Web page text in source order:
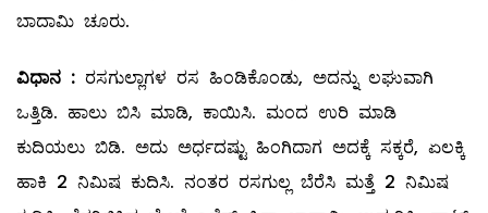
ಬಾದಾಮಿ ಚೂರು.
ವಿಧಾನ : ರಸಗುಲ್ಲಾಗಳ ರಸ ಹಿಂಡಿಕೊಂಡು, ಅದನ್ನು ಲಘುವಾಗಿ
ಒತ್ತಿಡಿ. ಹಾಲು ಬಿಸಿ ಮಾಡಿ, ಕಾಯಿಸಿ. ಮಂದ ಉರಿ ಮಾಡಿ
ಕುದಿಯಲು ಬಿಡಿ. ಅದು ಅರ್ಧದಷ್ಟು ಹಿಂಗಿದಾಗ ಅದಕ್ಕೆ ಸಕ್ಕರೆ, ಏಲಕ್ಕಿ
ಹಾಕಿ 2 ನಿಮಿಷ ಕುದಿಸಿ. ನಂತರ ರಸಗುಲ್ಲ ಬೆರೆಸಿ ಮತ್ತೆ 2 ನಿಮಿಷ